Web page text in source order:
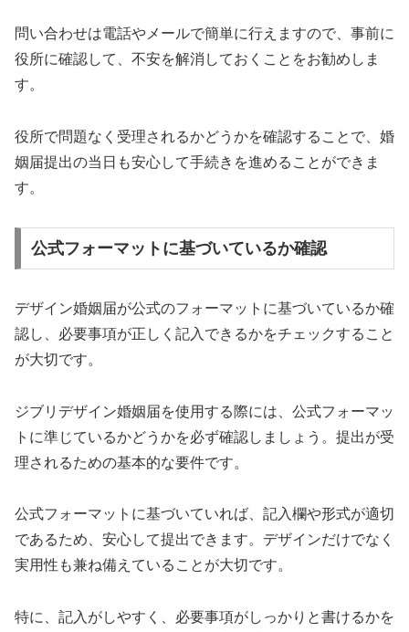
問い合わせは電話やメールで簡単に行えますので、事前に
役所に確認して、不安を解消しておくことをお勧めしま
す。
役所で問題なく受理されるかどうかを確認することで、婚
姻届提出の当日も安心して手続きを進めることができま
す。
公式フォーマットに基づいているか確認
デザイン婚姻届が公式のフォーマットに基づいているか確
認し、必要事項が正しく記入できるかをチェックすること
が大切です。
ジブリデザイン婚姻届を使用する際には、公式フォーマッ
トに準じているかどうかを必ず確認しましょう。提出が受
理されるための基本的な要件です。
公式フォーマットに基づいていれば、記入欄や形式が適切
であるため、安心して提出できます。デザインだけでなく
実用性も兼ね備えていることが大切です。
特に、記入がしやすく、必要事項がしっかりと書けるかを